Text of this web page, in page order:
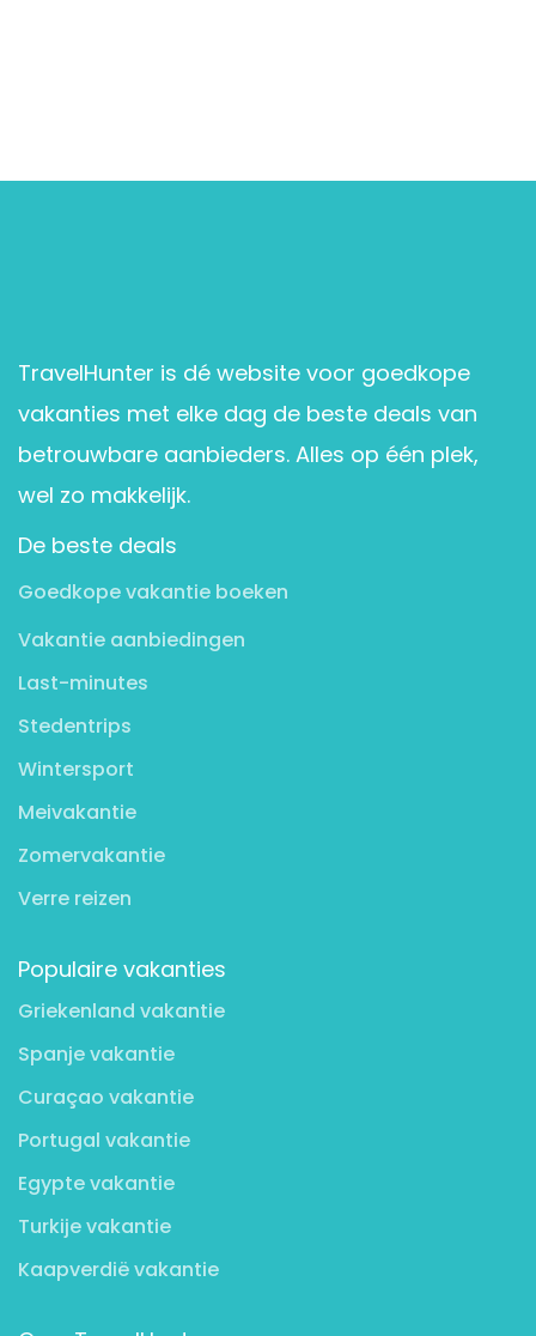
TravelHunter is dé website voor goedkope
vakanties met elke dag de beste deals van
betrouwbare aanbieders. Alles op één plek,
wel zo makkelijk.
De beste deals
Goedkope vakantie boeken
Vakantie aanbiedingen
Last-minutes
Stedentrips
Wintersport
Meivakantie
Zomervakantie
Verre reizen
Populaire vakanties
Griekenland vakantie
Spanje vakantie
Curaçao vakantie
Portugal vakantie
Egypte vakantie
Turkije vakantie
Kaapverdië vakantie